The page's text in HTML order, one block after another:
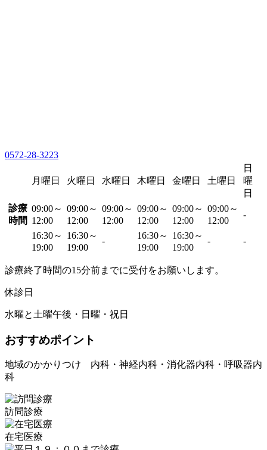
0572-28-3223
月曜日 火曜日 水曜日 木曜日 金曜日 土曜日
日
曜
日
診療
時間
09:00～
12:00
09:00～
12:00
09:00～
12:00
09:00～
12:00
09:00～
12:00
09:00～
12:00
-
16:30～
19:00
16:30～
19:00
-
16:30～
19:00
16:30～
19:00
- -
診療終了時間の15分前までに受付をお願いします。
休診日
水曜と土曜午後・日曜・祝日
おすすめポイント
地域のかかりつけ 内科・神経内科・消化器内科・呼吸器内
科
訪問診療
在宅医療